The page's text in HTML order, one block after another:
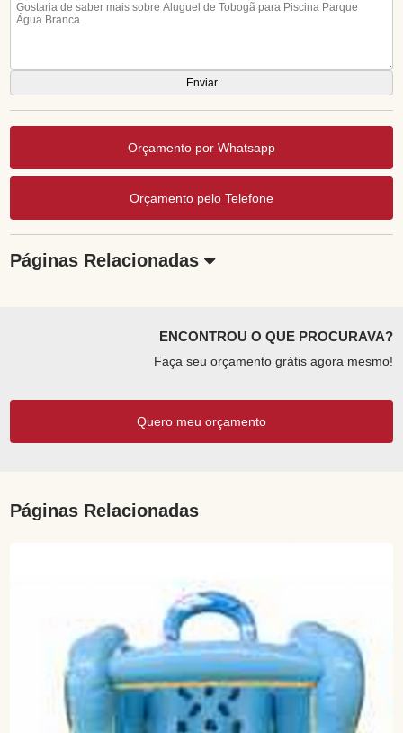
Orçamento por Whatsapp
Orçamento pelo Telefone
Páginas Relacionadas
ENCONTROU O QUE PROCURAVA?
Faça seu orçamento grátis agora mesmo!
Quero meu orçamento
Páginas Relacionadas